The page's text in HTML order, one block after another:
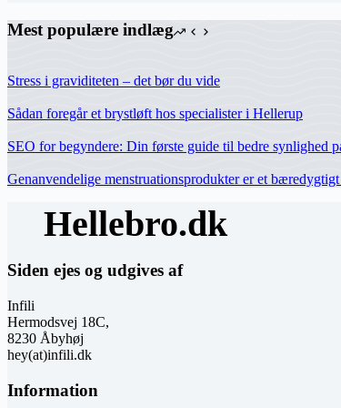
Mest populære indlæg
Stress i graviditeten – det bør du vide
Sådan foregår et brystløft hos specialister i Hellerup
SEO for begyndere: Din første guide til bedre synlighed
Genanvendelige menstruationsprodukter er et
Siden ejes og udgives af
Infili
Hermodsvej 18C,
8230 Åbyhøj
hey(at)infili.dk
Information